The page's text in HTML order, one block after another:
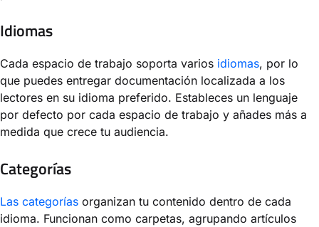
Idiomas
Cada espacio de trabajo soporta varios idiomas, por lo
que puedes entregar documentación localizada a los
lectores en su idioma preferido. Estableces un lenguaje
por defecto por cada espacio de trabajo y añades más a
medida que crece tu audiencia.
Categorías
Las categorías organizan tu contenido dentro de cada
idioma. Funcionan como carpetas, agrupando artículos